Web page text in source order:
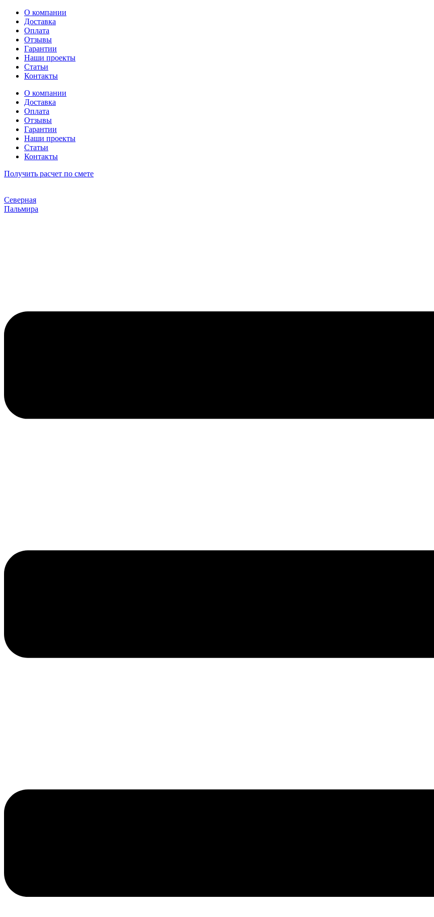
Перейти
содержимому
О компании
Доставка
Оплата
Отзывы
Гарантии
Наши проекты
Статьи
Контакты
О компании
Доставка
Оплата
Отзывы
Гарантии
Наши проекты
Статьи
Контакты
Получить расчет по смете
Северная
Пальмира